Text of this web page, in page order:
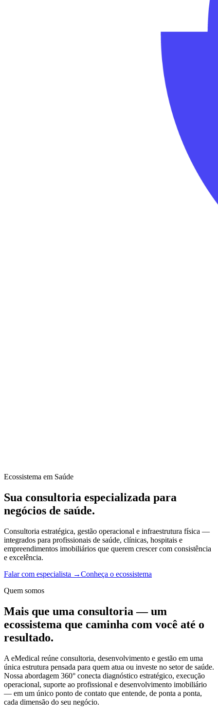
Ecossistema em Saúde
Sua consultoria especializada para
negócios de saúde.
Consultoria estratégica, gestão operacional e infraestrutura física —
integrados para profissionais de saúde, clínicas, hospitais e
empreendimentos imobiliários que querem crescer com consistência
e excelência.
Falar com especialista →Conheça o ecossistema
Quem somos
Mais que uma consultoria —um
ecossistema que caminha com você até o
resultado.
A eMedical reúne consultoria, desenvolvimento e gestão em uma
única estrutura pensada para quem atua ou investe no setor de saúde.
Nossa abordagem 360° conecta diagnóstico estratégico, execução
operacional, suporte ao profissional e desenvolvimento imobiliário
— em um único ponto de contato que entende, de ponta a ponta,
cada dimensão do seu negócio.